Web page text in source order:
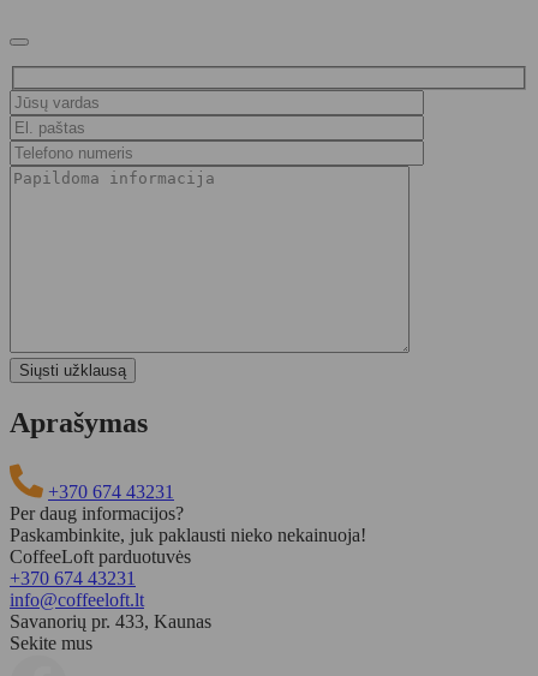
Aprašymas
+370 674 43231
Per daug informacijos?
Paskambinkite, juk paklausti nieko nekainuoja!
CoffeeLoft parduotuvės
+370 674 43231
info@coffeeloft.lt
Savanorių pr. 433, Kaunas
Sekite mus